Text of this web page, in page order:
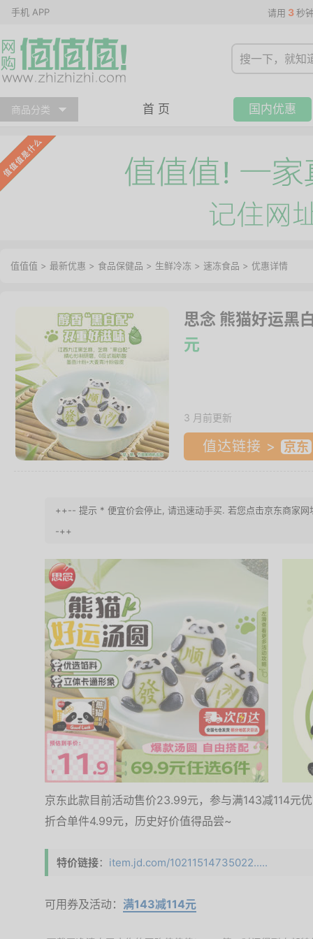
手机 APP 请用 3 秒
商品分类 首 页 国内优惠
值值值 > 最新优惠 > 食品保健品 > 生鲜冷冻 > 速冻食品 > 优惠详情
思念 熊猫好运黑
元
3 月前更新
值达链接 >
++-- 提示 * 便宜价会停止, 请迅速动手买. 若您点击京东商家
-++
京东此款目前活动售价23.99元，参与满143减114元
折合单件4.99元，历史好价值得品尝~
特价链接： item.jd.com/10211514735022.....
可用券及活动： 满143减114元